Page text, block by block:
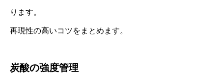
ります。
再現性の高いコツをまとめます。
炭酸の強度管理